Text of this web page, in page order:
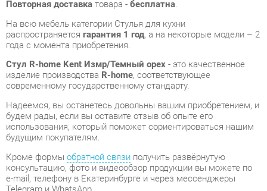
Стул R-home Kent Измр/Темный орех- это качественное
современному государственному стандарту.
Надеемся, вы останетесь довольны вашим приобретением, и
использования, который поможет сориентироваться нашим
будущим покупателям.
консультацию, фото и видеообзор продукции вы можете по
e-mail, телефону в Екатеринбурге и через мессенджеры
Telegram и WhatsApp.
Стулья для кухни также можно сравнить между собой в
нашем шоу-руме и купить Стул R-home Kent Измр/Темный
орех, самостоятельно забрав его с нашего центрального
склада в г. Екатеринбург. Полный список адресов и
магазинов смотрите на странице контактов